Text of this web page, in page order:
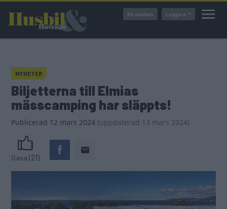
huvudinnehåll
Bli medlem Logga in
NYHETER
Biljetterna till Elmias
mässcamping har släppts!
Publicerad 12 mars 2024 (uppdaterad 13 mars 2024)
Gasa (21)